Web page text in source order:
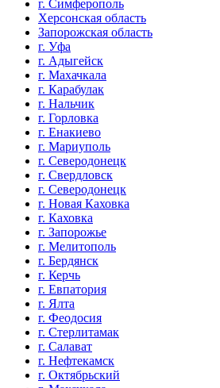
г. Симферополь
Херсонская область
Запорожская область
г. Уфа
г. Адыгейск
г. Махачкала
г. Карабулак
г. Нальчик
г. Горловка
г. Енакиево
г. Мариуполь
г. Северодонецк
г. Свердловск
г. Северодонецк
г. Новая Каховка
г. Каховка
г. Запорожье
г. Мелитополь
г. Бердянск
г. Керчь
г. Евпатория
г. Ялта
г. Феодосия
г. Стерлитамак
г. Салават
г. Нефтекамск
г. Октябрьский